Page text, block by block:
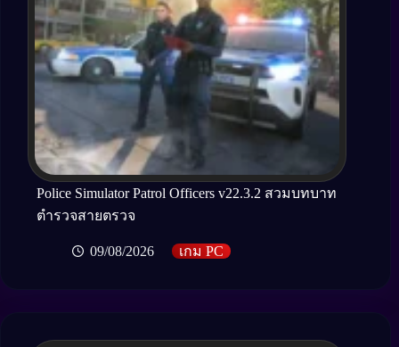
Police Simulator Patrol Officers v22.3.2 สวมบทบาท
ตำรวจสายตรวจ
09/08/2026 เกม PC